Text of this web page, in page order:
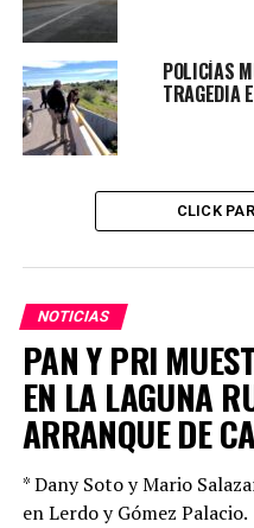
Detalló que se habrá de
López Gatell para que
usar el cubre boca o no,
los cercos epidemiológicos.
Agregó que espera a mas
mayor información sobre
Durango no se ha tenido,
situación que indique la
medidas.
POLICÍAS
TRAGEDIA
CLICK
NOTICIAS
PAN Y PRI
EN LA LAGUNA
ARRANQUE DE
* Dany Soto y Mario
en Lerdo y Gómez Palacio.